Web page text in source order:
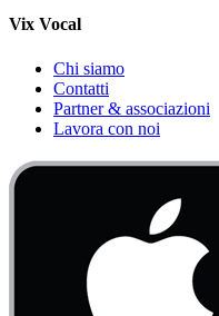
Vix Vocal
Chi siamo
Contatti
Partner & associazioni
Lavora con noi